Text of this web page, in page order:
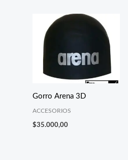
Gorro Arena 3D
ACCESORIOS
$35.000,00